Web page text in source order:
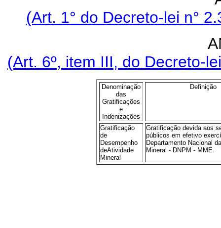
(Art. 1° do Decreto-lei n°
(Art. 6º, item III, do Decreto-
Denominação
das
Gratificações
e
Indenizações
Definição
Gratificação
de
Desempenho
deAtividade
Mineral
Gratificação devida aos
públicos em efetivo
Departamento Nacional
Mineral - DNPM - MME.